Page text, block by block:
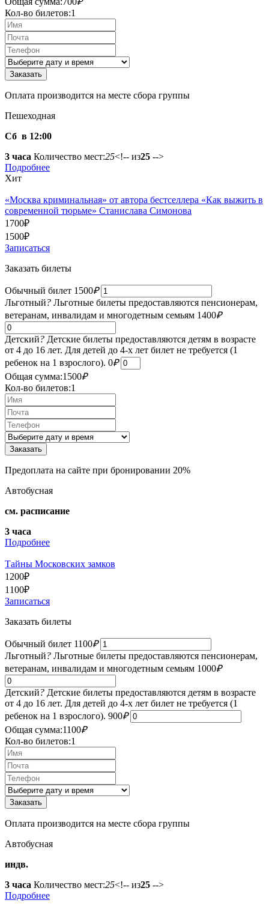
Кол-во билетов:1
Оплата производится на месте сбора группы
Пешеходная
Сб в 12:00
3 часа Количество мест:25<!-- из25 -->
Подробнее
Хит
«Москва криминальная» от автора бестселлера «Как выжить в
современной тюрьме» Станислава Симонова
1700₽
1500₽
Записаться
Заказать билеты
Обычный билет 1500₽
Льготный? Льготные билеты предоставляются пенсионерам,
ветеранам, инвалидам и многодетным семьям 1400₽
Детский? Детские билеты предоставляются детям в возрасте
от 4 до 16 лет. Для детей до 4-х лет билет не требуется (1
ребенок на 1 взрослого). 0₽
Общая сумма:1500₽
Кол-во билетов:1
Предоплата на сайте при бронировании 20%
Автобусная
см. расписание
3 часа
Подробнее
Тайны Московских замков
1200₽
1100₽
Записаться
Заказать билеты
Обычный билет 1100₽
Льготный? Льготные билеты предоставляются пенсионерам,
ветеранам, инвалидам и многодетным семьям 1000₽
Детский? Детские билеты предоставляются детям в возрасте
от 4 до 16 лет. Для детей до 4-х лет билет не требуется (1
ребенок на 1 взрослого). 900₽
Общая сумма:1100₽
Кол-во билетов:1
Оплата производится на месте сбора группы
Автобусная
индв.
3 часа Количество мест:25<!-- из25 -->
Подробнее